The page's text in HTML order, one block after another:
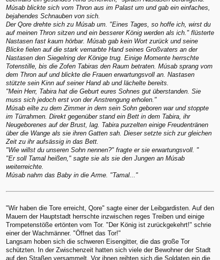
Músab blickte sich vom Thron aus im Palast um und gab ein einfaches,
bejahendes Schnauben von sich.
Der Qore drehte sich zu Músab um. "Eines Tages, so hoffe ich, wirst du
auf meinen Thron sitzen und ein besserer König werden als ich." flüsterte
Nastasen fast kaum hörbar. Músab gab kein Wort zurück und seine
Blicke fielen auf die stark vernarbte Hand seines Großvaters an der
Nastasen den Siegelring der Könige trug. Einige Momente herrschte
Totenstille, bis die Zofen Tabiras den Raum betraten. Músab sprang vom
dem Thron auf und blickte die Frauen erwartungsvoll an. Nastasen
stützte sein Kinn auf seiner Hand ab und lächelte bereits.
"Mein Herr, Tabira hat die Geburt eures Sohnes gut überstanden. Sie
muss sich jedoch erst von der Anstrengung erholen."
Músab eilte zu dem Zimmer in dem sein Sohn geboren war und stoppte
im Türrahmen. Direkt gegenüber stand ein Bett in dem Tabira, ihr
Neugeborenes auf der Brust, lag. Tabira purzelten einige Freudentränen
über die Wange als sie ihren Gatten sah. Dieser setzte sich zur gleichen
Zeit zu ihr aufsässig in das Bett.
"Wie willst du unseren Sohn nennen?" fragte er sie erwartungsvoll. "
"Er soll Tamal heißen," sagte sie als sie den Jungen an Músab
weiterreichte.
Músab nahm das Baby in die Arme. "Tamal..."
"Wir haben die Tore erreicht, Qore" sagte einer der Leibgardisten. Auf den
Mauern der Hauptstadt herrschte inzwischen reges Treiben und einige
Trompetenstöße ertönten vom Tor. "Der König ist zurückgekehrt!" schrie
einer der Wachmänner. "Öffnet das Tor!"
Langsam hoben sich die schweren Eisengitter, die das große Tor
schützten. In der Zwischenzeit hatten sich viele der Bewohner der Stadt
auf den Straßen versammelt. Vor ihnen reihten sich die Soldaten ein die